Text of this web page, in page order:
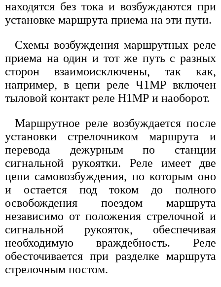
находятся без тока и возбуждаются при
установке маршрута приема на эти пути.
Схемы возбуждения маршрутных реле
приема на один и тот же путь с разных
сторон взаимоисключены, так как,
например, в цепи реле Ч1МР включен
тыловой контакт реле Н1МР и наоборот.
Маршрутное реле возбуждается после
установки стрелочником маршрута и
перевода дежурным по станции
сигнальной рукоятки. Реле имеет две
цепи самовозбуждения, по которым оно
и остается под током до полного
освобождения поездом маршрута
независимо от положения стрелочной и
сигнальной рукояток, обеспечивая
необходимую враждебность. Реле
обесточивается при разделке маршрута
стрелочным постом.